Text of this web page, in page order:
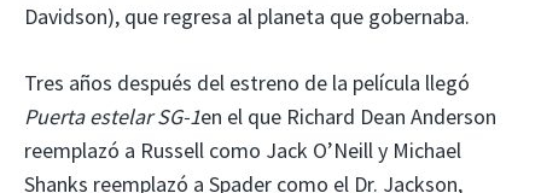
Davidson), que regresa al planeta que gobernaba.
Tres años después del estreno de la película llegó
Puerta estelar SG-1en el que Richard Dean Anderson
reemplazó a Russell como Jack O’Neill y Michael
Shanks reemplazó a Spader como el Dr. Jackson,